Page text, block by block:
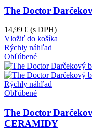
The Doctor
14,99 € (s DPH)
Vložiť do košíka
Rýchly náhľad
Obľúbené
Rýchly náhľad
Obľúbené
The Doctor
CERAMIDY